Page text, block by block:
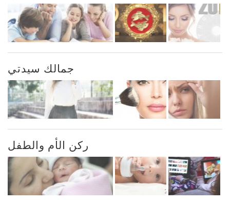
جمالك سيدتي
ركن الأم والطفل